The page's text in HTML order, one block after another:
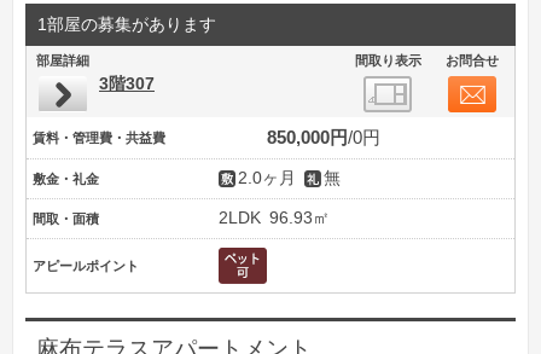
1部屋の募集があります
部屋詳細 間取り表示 お問合せ
3階307
賃料・管理費・共益費 850,000円 0円
敷金・礼金 2.0ヶ月 無
間取・面積 2LDK 96.93㎡
アピールポイント
麻布テラスアパートメント